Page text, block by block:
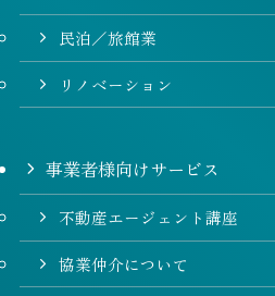
民泊／旅館業
リノベーション
事業者様向けサービス
不動産エージェント講座
協業仲介について